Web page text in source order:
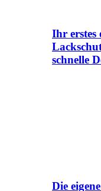
Ihr erstes
schnelle
Die